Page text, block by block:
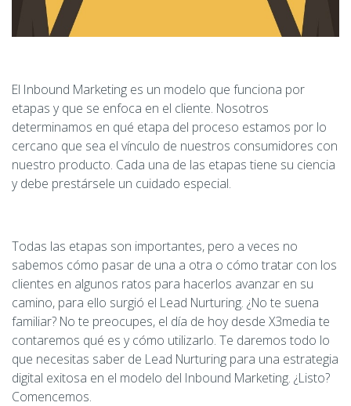
El Inbound Marketing es un modelo que funciona por
etapas y que se enfoca en el cliente. Nosotros
determinamos en qué etapa del proceso estamos por lo
cercano que sea el vínculo de nuestros consumidores con
nuestro producto. Cada una de las etapas tiene su ciencia
y debe prestársele un cuidado especial.
Todas las etapas son importantes, pero a veces no
sabemos cómo pasar de una a otra o cómo tratar con los
clientes en algunos ratos para hacerlos avanzar en su
camino, para ello surgió el Lead Nurturing. ¿No te suena
familiar? No te preocupes, el día de hoy desde X3media te
contaremos qué es y cómo utilizarlo. Te daremos todo lo
que necesitas saber de Lead Nurturing para una estrategia
digital exitosa en el modelo del Inbound Marketing. ¿Listo?
Comencemos.